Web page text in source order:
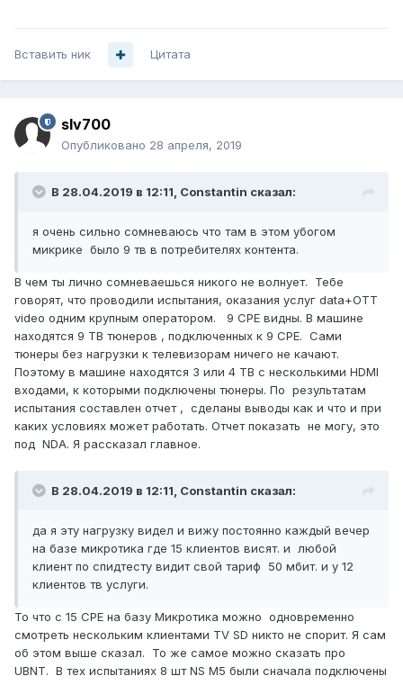
Вставить ник Цитата
slv700
Опубликовано 28 апреля, 2019
В 28.04.2019 в 12:11, Constantin сказал:
я очень сильно сомневаюсь что там в этом убогом
микрике было 9 тв в потребителях контента.
В чем ты лично сомневаешься никого не волнует. Тебе
говорят, что проводили испытания, оказания услуг data+OTT
video одним крупным оператором. 9 CPE видны. В машине
находятся 9 ТВ тюнеров , подключенных к 9 CPE. Сами
тюнеры без нагрузки к телевизорам ничего не качают.
Поэтому в машине находятся 3 или 4 ТВ с несколькими HDMI
входами, к которыми подключены тюнеры. По результатам
испытания составлен отчет , сделаны выводы как и что и при
каких условиях может работать. Отчет показать не могу, это
под NDA. Я рассказал главное.
В 28.04.2019 в 12:11, Constantin сказал:
да я эту нагрузку видел и вижу постоянно каждый вечер
на базе микротика где 15 клиентов висят. и любой
клиент по спидтесту видит свой тариф 50 мбит. и у 12
клиентов тв услуги.
То что с 15 CPE на базу Микротика можно одновременно
смотреть нескольким клиентами TV SD никто не спорит. Я сам
об этом выше сказал. То же самое можно сказать про
UBNT. В тех испытаниях 8 шт NS M5 были сначала подключены